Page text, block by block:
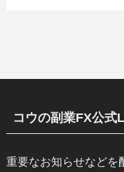
コウの副業FX公式
重要なお知らせなどを